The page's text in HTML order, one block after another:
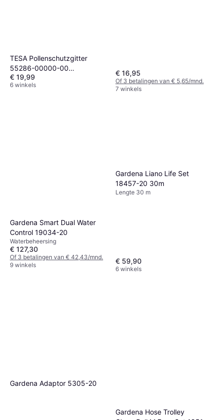
TESA Pollenschutzgitter
55286-00000-00
Pollenbeskyttelsesgitter
1500
€ 19,99
6 winkels
€ 16,95
Of 3 betalingen van € 5,65/mnd.
7 winkels
Gardena Smart Dual Water
Control 19034-20
Waterbeheersing
€ 127,30
Of 3 betalingen van € 42,43/mnd.
9 winkels
Gardena Liano Life Set
18457-20 30m
Lengte 30 m
€ 59,90
6 winkels
Gardena Adaptor 5305-20
Gardena Hose Trolley